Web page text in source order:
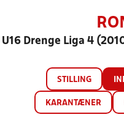
U16 Drenge Liga 4
STILLING
KARANTÆNER